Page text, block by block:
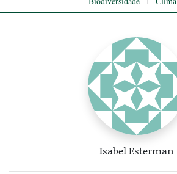
Isabel Esterman